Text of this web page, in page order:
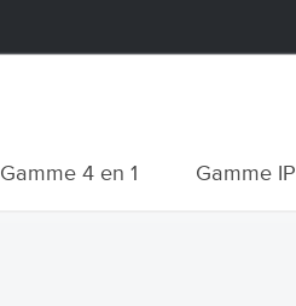
Gamme 4 en 1 Gamme IP